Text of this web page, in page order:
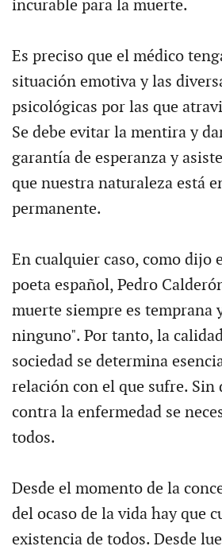
incurable para la muerte.
Es preciso que el médico
situación emotiva y las
psicológicas por las que
Se debe evitar la mentira y
garantía de esperanza y
que nuestra naturaleza está
permanente.
En cualquier caso, como dijo
poeta español, Pedro
muerte siempre es temprana
ninguno". Por tanto, la
sociedad se determina
relación con el que sufre. Sin
contra la enfermedad se
todos.
Desde el momento de la
del ocaso de la vida hay que
existencia de todos. Desde